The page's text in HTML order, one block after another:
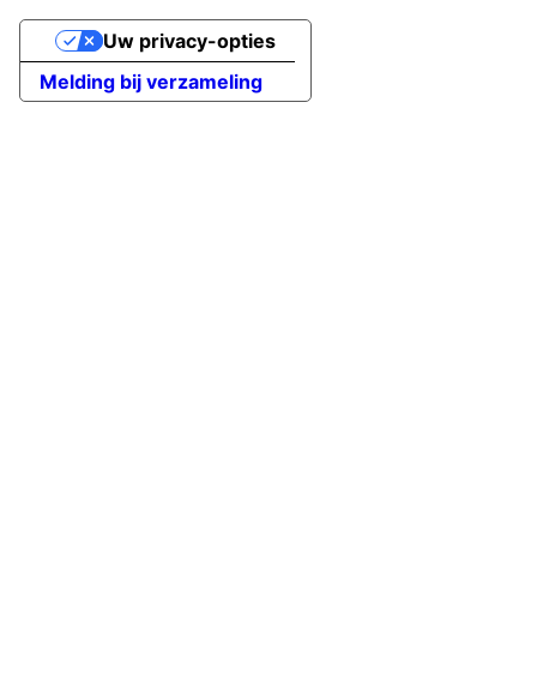
Melding bij verzameling
Uw privacy-opties